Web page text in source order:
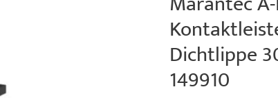
Dichtlippe
149910